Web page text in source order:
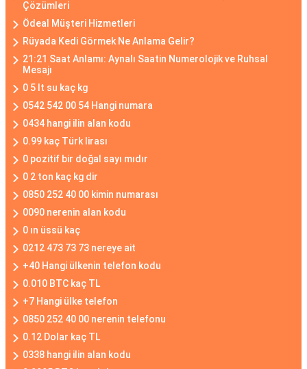
Çözümleri
Ödeal Müşteri Hizmetleri
Rüyada Kedi Görmek Ne Anlama Gelir?
21:21 Saat Anlamı: Aynalı Saatin Numerolojik ve Ruhsal
Mesajı
0 5 lt su kaç kg
0542 542 00 54 Hangi numara
0434 hangi ilin alan kodu
0.99 kaç Türk lirası
0 pozitif bir doğal sayı mıdır
0 2 ton kaç kg dir
0850 252 40 00 kimin numarası
0090 nerenin alan kodu
0 ın üssü kaç
0212 473 73 73 nereye ait
+40 Hangi ülkenin telefon kodu
0.010 BTC kaç TL
+7 Hangi ülke telefon
0850 252 40 00 nerenin telefonu
0.12 Dolar kaç TL
0338 hangi ilin alan kodu